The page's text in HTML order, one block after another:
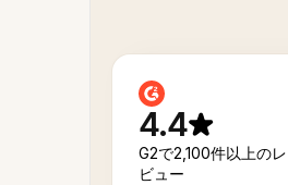
4.4
G2で2,100件以上のレ
ビュー